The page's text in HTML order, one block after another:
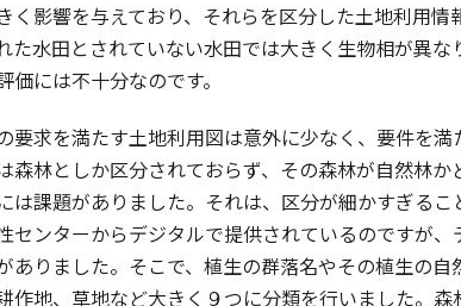
く影響を与えており、それらを区分した土地利用
た水田とされていない水田では大きく生物相が異
には不十分なのです。
要求を満たす土地利用図は意外に少なく、要件を
森林としか区分されておらず、その森林が自然林
は課題がありました。それは、区分が細かすぎるこ
センターからデジタルで提供されているのですが
ありました。そこで、植生の群落名やその植生の
作地、草地など大きく９つに分類を行いました。